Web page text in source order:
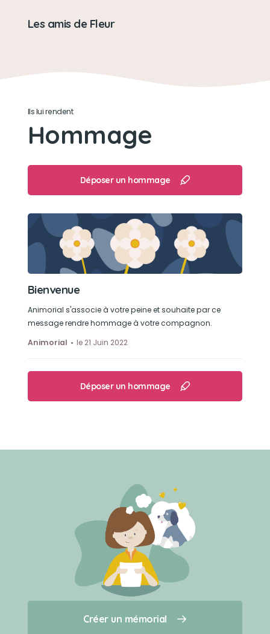
Créer un mémorial
Qui sommes-nous ?
Son caractère
Son jouet préféré
Son loisir préféré
Les amis de Fleur
Ils lui rendent
Hommage
Déposer un hommage
Bienvenue
Animorial s'associe à votre peine et souhaite par ce
message rendre hommage à votre compagnon.
Animorial
le 21 Juin 2022
Déposer un hommage
Créer un mémorial